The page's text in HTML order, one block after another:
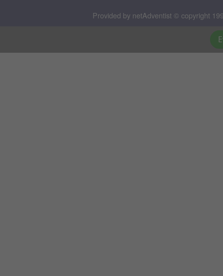
Provided by netAdventist © copyright